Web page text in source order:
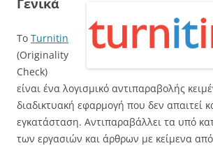
Γενικά
To Turnitin
(Originality
Check)
είναι ένα λογισμικό αντιπαραβολής
διαδικτυακή εφαρμογή που δεν απαιτεί
εγκατάσταση. Αντιπαραβάλλει τα υπό
των εργασιών και άρθρων με κείμενα από